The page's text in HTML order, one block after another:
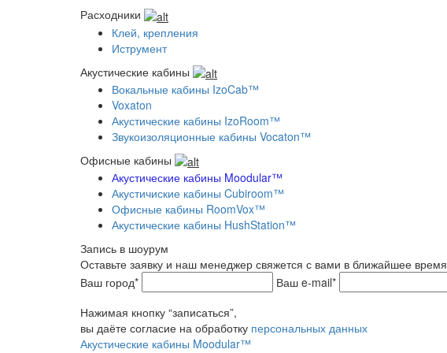
Расходники
Клей, крепления
Иструмент
Акустические кабины
Вокальные кабины IzoCab™
Voxaton
Акустические кабины IzoRoom™
Звукоизоляционные кабины Vocaton™
Офисные кабины
Акустические кабины Moodular™
Акустичиские кабины Cubiroom™
Офисные кабины RoomVox™
Акустические кабины HushStation™
Запись в шоурум
Оставьте заявку и наш менеджер свяжется с вами в ближайшее время
Ваш город*
Ваш e-mail*
Нажимая кнопку “записаться”,
вы даёте согласие на обработку персональных данных
Акустические кабины Moodular™